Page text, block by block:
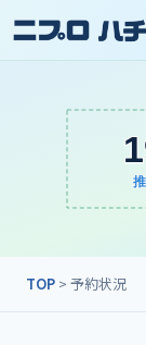
TOP > 予約状況